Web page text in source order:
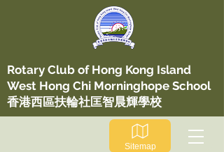
​Rotary Club of Hong Kong Island
West Hong Chi Morninghope School
香港西區扶輪社匡智晨輝學校
Sitemap